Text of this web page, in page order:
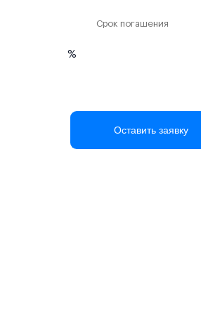
%
Срок погашения
Оставить заявку